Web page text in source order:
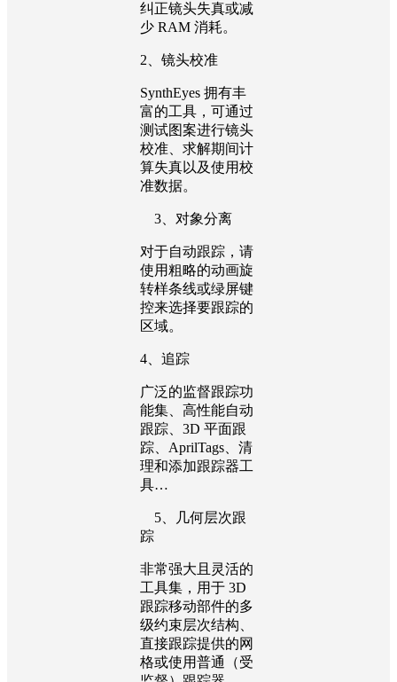
纠正镜头失真或减
少 RAM 消耗。
2、镜头校准
SynthEyes 拥有丰
富的工具，可通过
测试图案进行镜头
校准、求解期间计
算失真以及使用校
准数据。
3、对象分离
对于自动跟踪，请
使用粗略的动画旋
转样条线或绿屏键
控来选择要跟踪的
区域。
4、追踪
广泛的监督跟踪功
能集、高性能自动
跟踪、3D 平面跟
踪、AprilTags、清
理和添加跟踪器工
具…
5、几何层次跟
踪
非常强大且灵活的
工具集，用于 3D
跟踪移动部件的多
级约束层次结构、
直接跟踪提供的网
格或使用普通（受